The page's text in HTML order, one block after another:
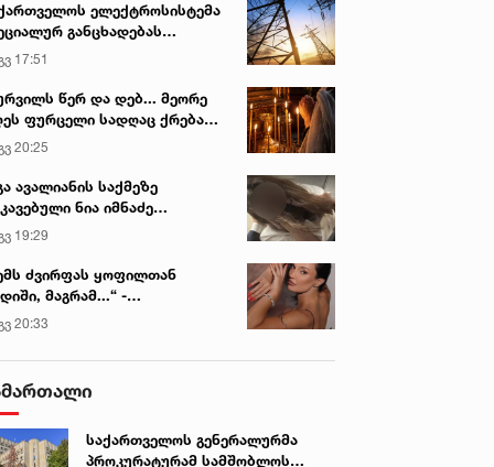
ელექტროსისტემა
განცხადებას
17:51
წერ და დებ... მეორე
ფურცელი სადღაც ქრება
სურვილი სრულდება...“ -
ტაძარი შიდა
20:25
ავალიანის საქმეზე
ნია იმნაძე
გადაჰყავთ
19:29
ძვირფას ყოფილთან
მაგრამ...“ -
პაიჭაძის
აღიარება
20:33
საქართველოს გენერალურმა
პროკურატურამ სამშობლოს